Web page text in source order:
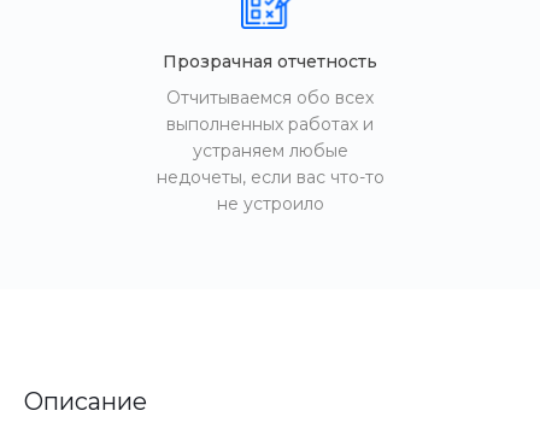
Прозрачная отчетность
Отчитываемся обо всех
выполненных работах и
устраняем любые
недочеты, если вас что-то
не устроило
Описание